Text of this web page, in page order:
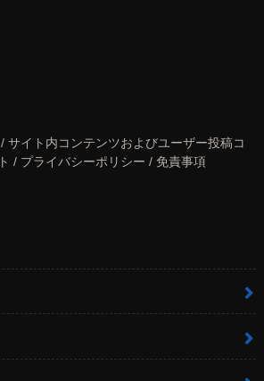
サイト内コンテンツおよびユーザー投稿コ
/ プライバシーポリシー / 免責事項